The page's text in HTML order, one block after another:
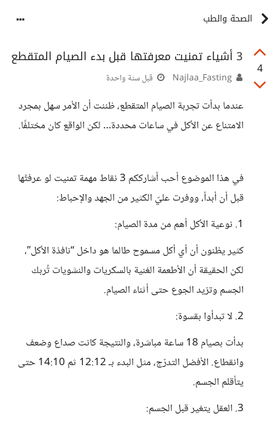
الصحة والطب
4
3 أشياء تمنيت معرفتها قبل بدء الصيام المتقطع
قبل سنة واحدة
عندما بدأت تجربة الصيام المتقطع، ظننت أن الأمر سهل بمجرد
الامتناع عن الأكل في ساعات محددة… لكن الواقع كان مختلفًا.
في هذا الموضوع أحب أشارككم 3 نقاط مهمة تمنيت لو عرفتُها
قبل أن أبدأ، ووفرت عليّ الكثير من الجهد والإحباط:
1. نوعية الأكل أهم من مدة الصيام:
كثير يظنون أن أي أكل مسموح طالما هو داخل “نافذة الأكل”،
لكن الحقيقة أن الأطعمة الغنية بالسكريات والنشويات تُربك
الجسم وتزيد الجوع حتى أثناء الصيام.
2. لا تبدأوا بقسوة:
بدأت بصيام 18 ساعة مباشرة، والنتيجة كانت صداع وضعف
وانقطاع. الأفضل التدرّج، مثل البدء بـ 12:12 ثم 14:10 حتى
يتأقلم الجسم.
3. العقل يتغير قبل الجسم: